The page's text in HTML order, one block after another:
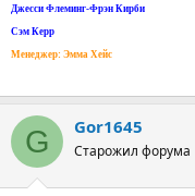
Джесси Флеминг-Фрэн Кирби
Сэм Керр
Менеджер: Эмма Хейс
G Gor1645
Старожил форума